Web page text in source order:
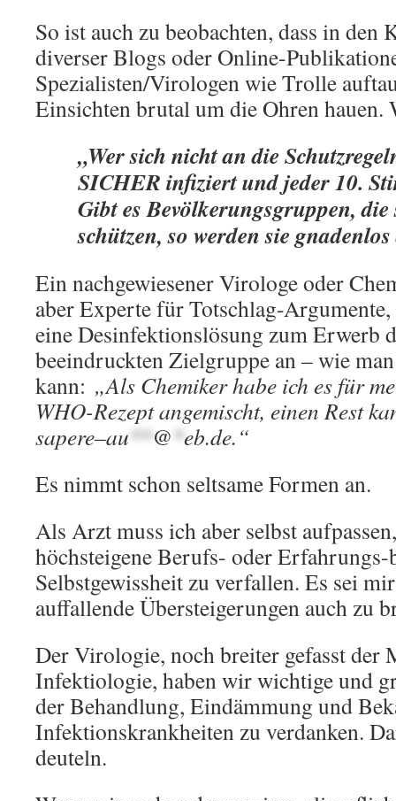
So ist auch zu beobachten, dass in den
diverser Blogs oder Online-
Spezialisten/Virologen wie Trolle
Einsichten brutal um die Ohren
„Wer sich nicht an die
SICHER infiziert und jeder 10.
Gibt es Bevölkerungsgruppen,
schützen, so werden sie
Ein nachgewiesener Virologe oder
aber Experte für Totschlag-
eine Desinfektionslösung zum Erwerb
beeindruckten Zielgruppe an – wie
kann: „Als Chemiker habe ich es für
WHO-Rezept angemischt, einen Rest
sapere–au**@*eb.de.“
Es nimmt schon seltsame Formen an.
Als Arzt muss ich aber selbst
höchsteigene Berufs- oder Erfahrungs-
Selbstgewissheit zu verfallen. Es sei
auffallende Übersteigerungen auch zu
Der Virologie, noch breiter gefasst
Infektiologie, haben wir wichtige und
der Behandlung, Eindämmung und
Infektionskrankheiten zu verdanken.
deuteln.